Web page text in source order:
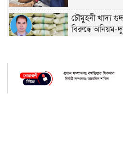
চৌমুহনী খাদ্য
বিরুদ্ধে অনিয়ম-
বনভোজন অনুষ্ঠিত